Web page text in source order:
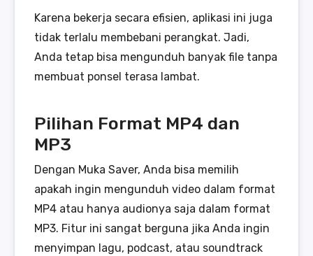
Karena bekerja secara efisien, aplikasi ini juga
tidak terlalu membebani perangkat. Jadi,
Anda tetap bisa mengunduh banyak file tanpa
membuat ponsel terasa lambat.
Pilihan Format MP4 dan
MP3
Dengan Muka Saver, Anda bisa memilih
apakah ingin mengunduh video dalam format
MP4 atau hanya audionya saja dalam format
MP3. Fitur ini sangat berguna jika Anda ingin
menyimpan lagu, podcast, atau soundtrack